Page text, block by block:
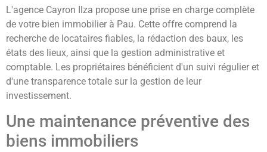
L'agence Cayron Ilza propose une prise en charge complète
de votre bien immobilier à Pau. Cette offre comprend la
recherche de locataires fiables, la rédaction des baux, les
états des lieux, ainsi que la gestion administrative et
comptable. Les propriétaires bénéficient d'un suivi régulier et
d'une transparence totale sur la gestion de leur
investissement.
Une maintenance préventive des
biens immobiliers